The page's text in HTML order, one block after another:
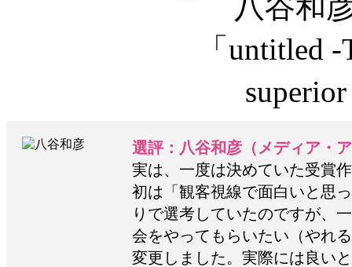
選評：八谷和彦（メディア・
実は、一度は決めていた受賞
初は「観客視線で面白いと思
りで選考していたのですが、
会をやってもらいたい（やれ
変更しました。実際には良い